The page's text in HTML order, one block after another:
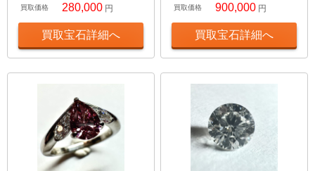
買取価格 280,000 円
買取宝石詳細へ
買取価格 900,000 円
買取宝石詳細へ